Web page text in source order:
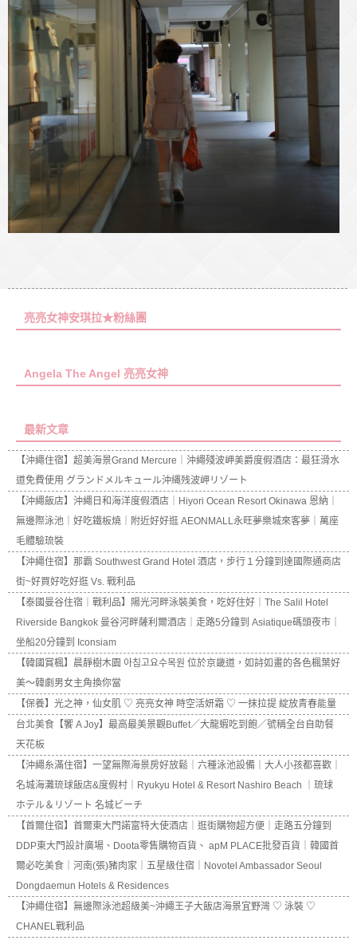
亮亮女神安琪拉★粉絲團
Angela The Angel 亮亮女神
最新文章
【沖繩住宿】超美海景Grand Mercure｜沖繩殘波岬美爵度假酒店：最狂滑水
道免費使用 グランドメルキュール沖縄残波岬リゾート
【沖繩飯店】沖繩日和海洋度假酒店｜Hiyori Ocean Resort Okinawa 恩納｜
無邊際泳池｜好吃鐵板燒｜附近好好逛 AEONMALL永旺夢樂城來客夢｜萬座
毛體驗琉裝
【沖繩住宿】那霸 Southwest Grand Hotel 酒店，步行１分鐘到達國際通商店
街~好買好吃好逛 Vs. 戰利品
【泰國曼谷住宿｜戰利品】陽光河畔泳裝美食，吃好住好｜The Salil Hotel
Riverside Bangkok 曼谷河畔薩利爾酒店｜走路5分鐘到 Asiatique碼頭夜市｜
坐船20分鐘到 Iconsiam
【韓國賞楓】晨靜樹木園 아침고요수목원 位於京畿道，如詩如畫的各色楓葉好
美～韓劇男女主角換你當
【保養】光之神，仙女肌 ♡ 亮亮女神 時空活妍霜 ♡ 一抹拉提 綻放青春能量
台北美食【饗 A Joy】最高最美景觀Buffet／大龍蝦吃到飽／號稱全台自助餐
天花板
【沖繩糸滿住宿】一望無際海景房好放鬆｜六種泳池設備｜大人小孩都喜歡｜
名城海灘琉球飯店&度假村｜Ryukyu Hotel & Resort Nashiro Beach ｜琉球
ホテル＆リゾート 名城ビーチ
【首爾住宿】首爾東大門諾富特大使酒店｜逛街購物超方便｜走路五分鐘到
DDP東大門設計廣場、Doota零售購物百貨、 apM PLACE批發百貨｜韓國首
爾必吃美食｜河南(張)豬肉家｜五星級住宿｜Novotel Ambassador Seoul
Dongdaemun Hotels & Residences
【沖繩住宿】無邊際泳池超級美~沖繩王子大飯店海景宜野灣 ♡ 泳裝 ♡
CHANEL戰利品